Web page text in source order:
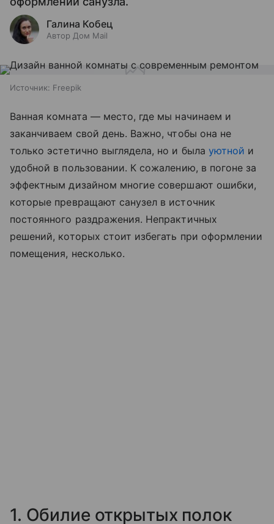
Галина Кобец
Автор Дом Mail
Источник: Freepik
Ванная комната — место, где мы начинаем и
заканчиваем свой день. Важно, чтобы она не
только эстетично выглядела, но и была уютной и
удобной в пользовании. К сожалению, в погоне за
эффектным дизайном многие совершают ошибки,
которые превращают санузел в источник
постоянного раздражения. Непрактичных
решений, которых стоит избегать при оформлении
помещения, несколько.
1. Обилие открытых полок